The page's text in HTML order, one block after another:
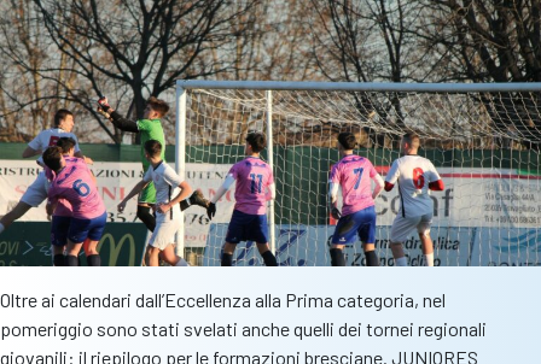
Sported
Maris
e
festeggia
40
anni
di
storia
Oltre ai calendari dall’Eccellenza alla Prima categoria, nel
pomeriggio sono stati svelati anche quelli dei tornei regionali
giovanili: il riepilogo per le formazioni bresciane. JUNIORES